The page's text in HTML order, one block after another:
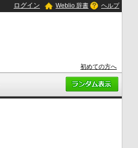
ログイン Weblio 辞書 ヘルプ
初めての方へ